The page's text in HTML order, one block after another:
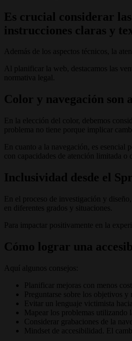
Es crucial considerar
instrucciones claras y
Además de los aspectos técnicos, la
Al planificar la web, destacamos las
normativa legal.
Color y navegación son
En la elección del color, debemos
problema no tiene porque implicar
En cuanto a la navegación, es esencial
con capacidades de atención limitada o
Inclusividad desde el
En el proceso de investigación y
en diferentes grados y situaciones.
Para impactar positivamente en la
Cómo lograr una
Aquí algunos consejos:
Planificar mejoras con menos
Preguntarse sobre los objetivos
Evitar un lenguaje victimista
Mapear los problemas utilizando
Considerar grabaciones de la
Mindset de accesibilidad. El